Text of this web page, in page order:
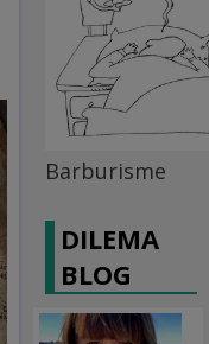
Barburisme
DILEMA
BLOG